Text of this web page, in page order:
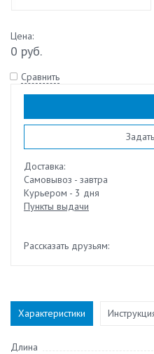
Цена:
0 руб.
Сравнить
Доставка:
Самовывоз - завтра
Курьером - 3 дня
Пункты выдачи
Рассказать друзьям:
Характеристики
Длина